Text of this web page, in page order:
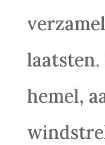
hemel,